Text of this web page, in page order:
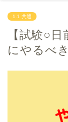
1.1 共通
【試験○
にやるべ